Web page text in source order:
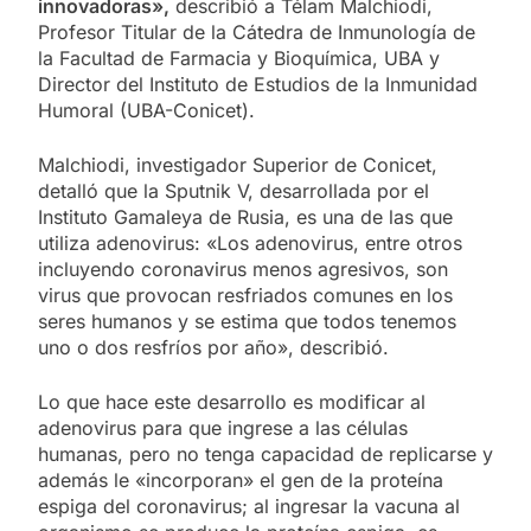
innovadoras», describió a Télam Malchiodi,
Profesor Titular de la Cátedra de Inmunología de
la Facultad de Farmacia y Bioquímica, UBA y
Director del Instituto de Estudios de la Inmunidad
Humoral (UBA-Conicet).
Malchiodi, investigador Superior de Conicet,
detalló que la Sputnik V, desarrollada por el
Instituto Gamaleya de Rusia, es una de las que
utiliza adenovirus: «Los adenovirus, entre otros
incluyendo coronavirus menos agresivos, son
virus que provocan resfriados comunes en los
seres humanos y se estima que todos tenemos
uno o dos resfríos por año», describió.
Lo que hace este desarrollo es modificar al
adenovirus para que ingrese a las células
humanas, pero no tenga capacidad de replicarse y
además le «incorporan» el gen de la proteína
espiga del coronavirus; al ingresar la vacuna al